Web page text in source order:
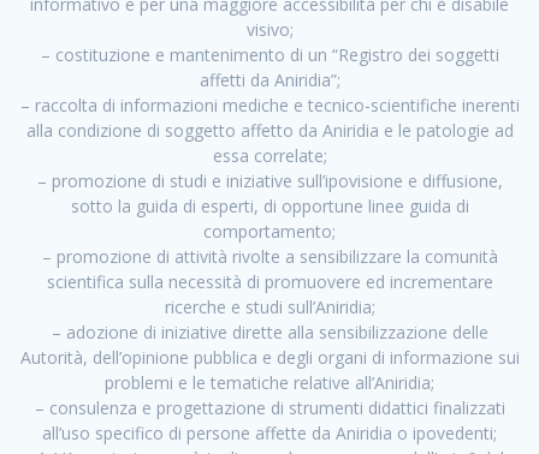
visivo;
– costituzione e mantenimento di un “Registro dei soggetti
affetti da Aniridia”;
– raccolta di informazioni mediche e tecnico-scientifiche inerenti
alla condizione di soggetto affetto da Aniridia e le patologie ad
essa correlate;
– promozione di studi e iniziative sull’ipovisione e diffusione,
sotto la guida di esperti, di opportune linee guida di
comportamento;
– promozione di attività rivolte a sensibilizzare la comunità
scientifica sulla necessità di promuovere ed incrementare
ricerche e studi sull’Aniridia;
– adozione di iniziative dirette alla sensibilizzazione delle
Autorità, dell’opinione pubblica e degli organi di informazione sui
problemi e le tematiche relative all’Aniridia;
– consulenza e progettazione di strumenti didattici finalizzati
all’uso specifico di persone affette da Aniridia o ipovedenti;